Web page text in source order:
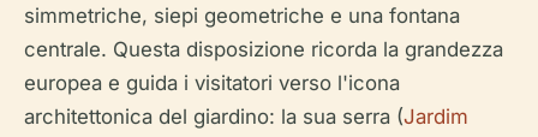
simmetriche, siepi geometriche e una fontana
centrale. Questa disposizione ricorda la grandezza
europea e guida i visitatori verso l'icona
architettonica del giardino: la sua serra (Jardim